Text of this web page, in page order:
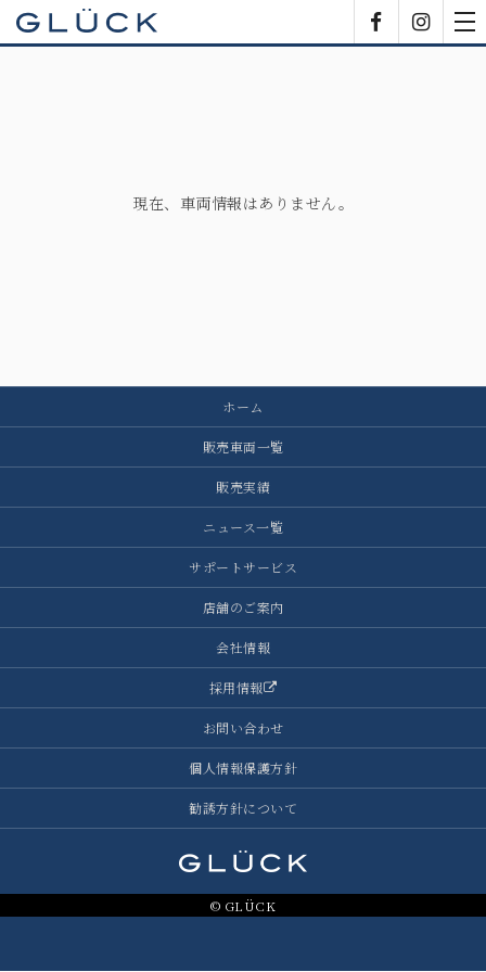
現在、車両情報はありません。
ホーム
販売車両一覧
販売実績
ニュース一覧
サポートサービス
店舗のご案内
会社情報
採用情報
お問い合わせ
個人情報保護方針
勧誘方針について
© GLÜCK